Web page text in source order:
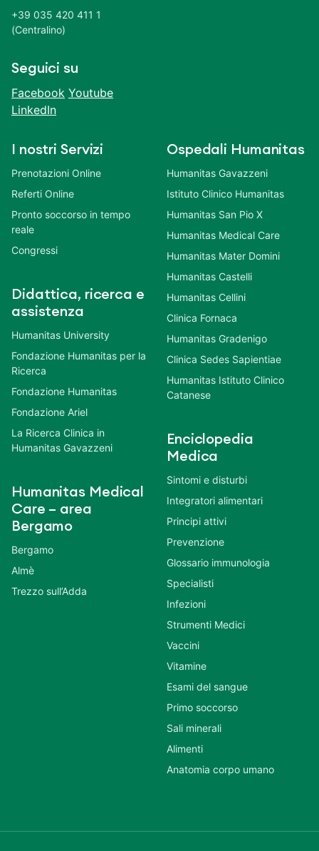
+39 035 420 411 1
(Centralino)
Seguici su
Facebook Youtube
LinkedIn
I nostri Servizi
Prenotazioni Online
Referti Online
Pronto soccorso in tempo
reale
Congressi
Didattica, ricerca e
assistenza
Humanitas University
Fondazione Humanitas per la
Ricerca
Fondazione Humanitas
Fondazione Ariel
La Ricerca Clinica in
Humanitas Gavazzeni
Humanitas Medical
Care – area
Bergamo
Bergamo
Almè
Trezzo sull’Adda
Ospedali Humanitas
Humanitas Gavazzeni
Istituto Clinico Humanitas
Humanitas San Pio X
Humanitas Medical Care
Humanitas Mater Domini
Humanitas Castelli
Humanitas Cellini
Clinica Fornaca
Humanitas Gradenigo
Clinica Sedes Sapientiae
Humanitas Istituto Clinico
Catanese
Enciclopedia
Medica
Sintomi e disturbi
Integratori alimentari
Principi attivi
Prevenzione
Glossario immunologia
Specialisti
Infezioni
Strumenti Medici
Vaccini
Vitamine
Esami del sangue
Primo soccorso
Sali minerali
Alimenti
Anatomia corpo umano